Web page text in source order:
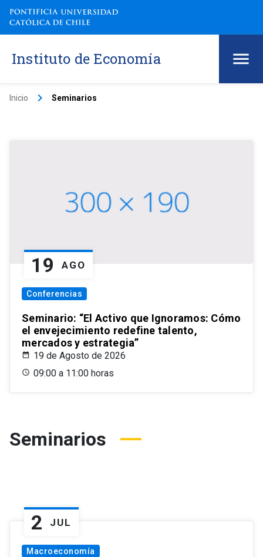
Instituto de Economía
Inicio keyboard_arrow_right Seminarios
19 AGO
Conferencias
Seminario: “El Activo que Ignoramos: Cómo
el envejecimiento redefine talento,
mercados y estrategia”
19 de Agosto de 2026
09:00 a 11:00 horas
Seminarios
2 JUL
Macroeconomía